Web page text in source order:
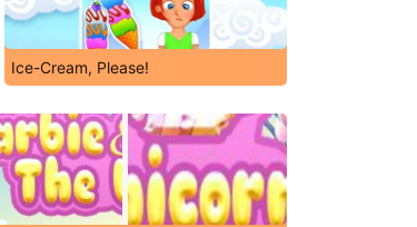
Ice-Cream, Please!